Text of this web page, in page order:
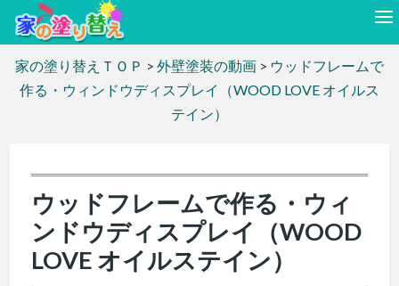
家の塗り替えＴＯＰ > 外壁塗装の動画 > ウッドフレームで
作る・ウィンドウディスプレイ（WOOD LOVE オイルス
テイン）
ウッドフレームで作る・ウィ
ンドウディスプレイ（WOOD
LOVE オイルステイン）